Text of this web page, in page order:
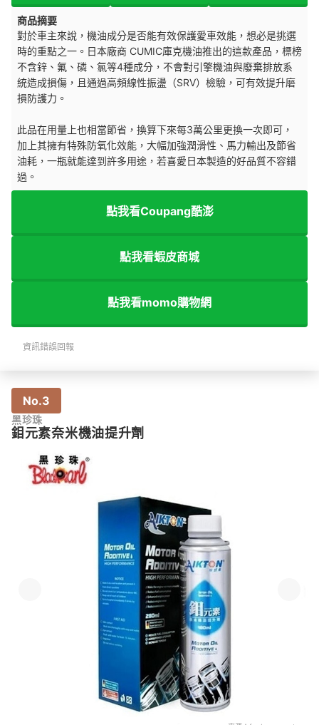
商品摘要
對於車主來說，機油成分是否能有效保護愛車效能，想必是挑選
時的重點之一。日本廠商 CUMIC庫克機油推出的這款產品，標榜
不含鋅、氟、磷、氯等4種成分，不會對引擎機油與廢棄排放系
統造成損傷，且通過高頻線性振盪（SRV）檢驗，可有效提升磨
損防護力。
此品在用量上也相當節省，換算下來每3萬公里更換一次即可，
加上其擁有特殊防氧化效能，大幅加強潤滑性、馬力輸出及節省
油耗，一瓶就能達到許多用途，若喜愛日本製造的好品質不容錯
過。
點我看Coupang酷澎
點我看蝦皮商城
點我看momo購物網
資訊錯誤回報
No.3
黑珍珠
鉬元素奈米機油提升劑